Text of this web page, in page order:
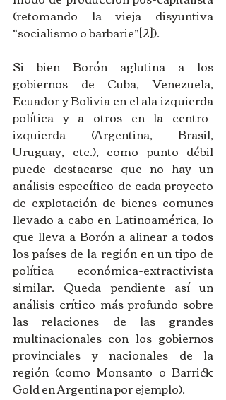
(retomando la vieja disyuntiva
“socialismo o barbarie”[2]).
Si bien Borón aglutina a los
gobiernos de Cuba, Venezuela,
Ecuador y Bolivia en el ala izquierda
política y a otros en la centro-
izquierda (Argentina, Brasil,
Uruguay, etc.), como punto débil
puede destacarse que no hay un
análisis específico de cada proyecto
de explotación de bienes comunes
llevado a cabo en Latinoamérica, lo
que lleva a Borón a alinear a todos
los países de la región en un tipo de
política económica-extractivista
similar. Queda pendiente así un
análisis crítico más profundo sobre
las relaciones de las grandes
multinacionales con los gobiernos
provinciales y nacionales de la
región (como Monsanto o Barrick
Gold en Argentina por ejemplo).